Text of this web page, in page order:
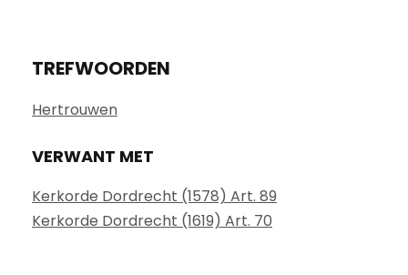
TREFWOORDEN
Hertrouwen
VERWANT MET
Kerkorde Dordrecht (1578) Art. 89
Kerkorde Dordrecht (1619) Art. 70